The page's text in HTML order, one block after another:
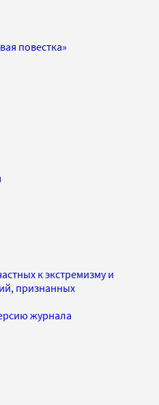
повестка»
к экстремизму и
признанных
журнала